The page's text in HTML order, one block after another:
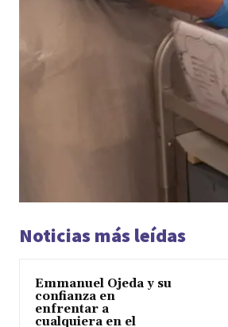
Noticias más leídas
Emmanuel Ojeda y su
confianza en
enfrentar a
cualquiera en el